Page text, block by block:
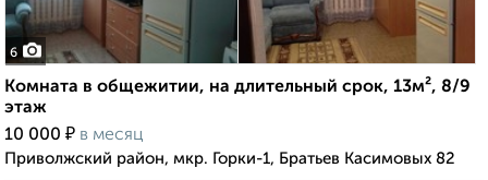
6
Комната в общежитии, на длительный срок, 13м², 8/9
этаж
10 000 ₽ в месяц
Приволжский район, мкр. Горки-1, Братьев Касимовых 82